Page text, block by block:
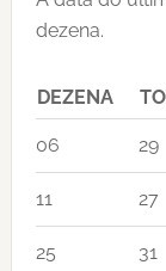
dezena.
DEZENA
06 29
11 27
25 31